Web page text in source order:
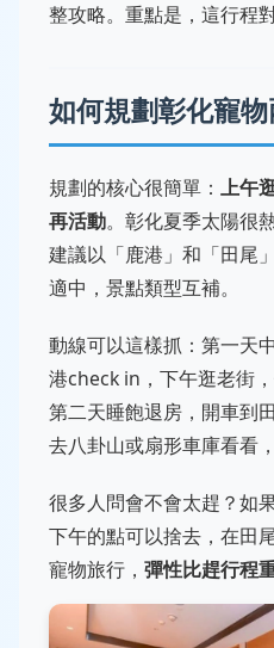
整攻略。重點是，這行程
如何規劃彰化寵
規劃的核心很簡單： 上午
再活動。彰化夏季太陽很
建議以「鹿港」和「田尾
適中，景點類型互補。
動線可以這樣抓：第一天
港check in，下午逛老街
第二天睡飽退房，開車到
去八卦山或扇形車庫看看
很多人問會不會太趕？如
下午的點可以捨去，在田
寵物旅行， 彈性比趕行程